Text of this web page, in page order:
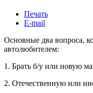
Печать
E-mail
Основные два вопроса,
автолюбителем:
1. Брать б/у или новую
2. Отечественную или